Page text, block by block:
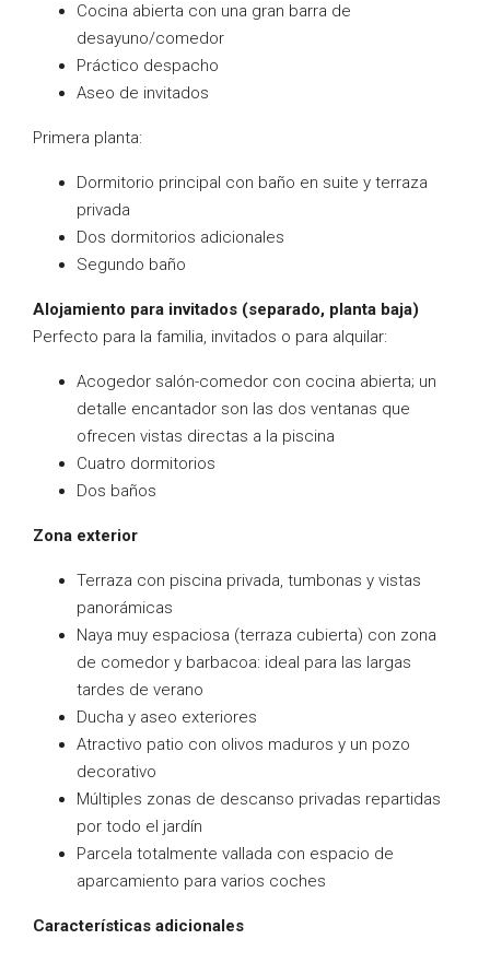
Cocina abierta con una gran barra de
desayuno/comedor
Práctico despacho
Aseo de invitados
Primera planta:
Dormitorio principal con baño en suite y terraza
privada
Dos dormitorios adicionales
Segundo baño
Alojamiento para invitados (separado, planta baja)
Perfecto para la familia, invitados o para alquilar:
Acogedor salón-comedor con cocina abierta; un
detalle encantador son las dos ventanas que
ofrecen vistas directas a la piscina
Cuatro dormitorios
Dos baños
Zona exterior
Terraza con piscina privada, tumbonas y vistas
panorámicas
Naya muy espaciosa (terraza cubierta) con zona
de comedor y barbacoa: ideal para las largas
tardes de verano
Ducha y aseo exteriores
Atractivo patio con olivos maduros y un pozo
decorativo
Múltiples zonas de descanso privadas repartidas
por todo el jardín
Parcela totalmente vallada con espacio de
aparcamiento para varios coches
Características adicionales